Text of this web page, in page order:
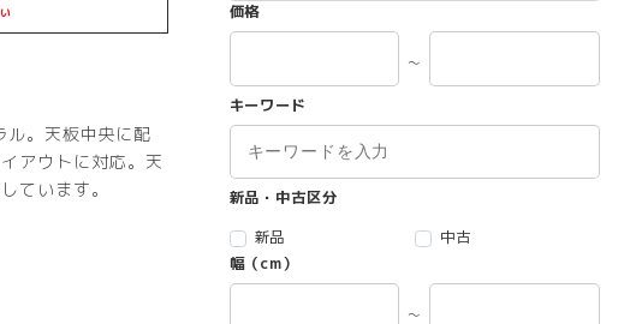
。天板中央に配
アウトに対応。天
ています。
価格
～
キーワード
新品・中古区分
新品
中古
幅（cm）
～